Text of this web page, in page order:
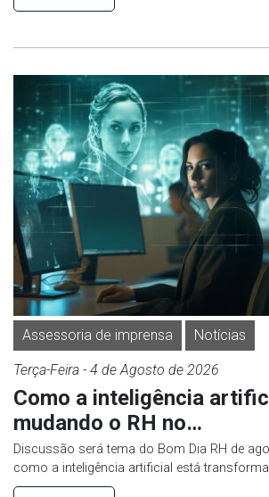
Assessoria de imprensa Notícias
Terça-Feira - 4 deAgosto de 2026
Como a inteligência
mudando o RH no…
Discussão será tema do Bom Dia RH de
como a inteligência artificial está